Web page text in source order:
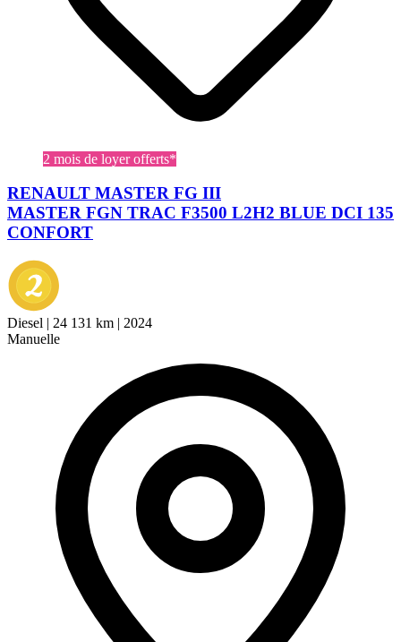
2 mois de loyer offerts*
RENAULT MASTER FG III
MASTER FGN TRAC F3500 L2H2 BLUE DCI 135
CONFORT
Diesel | 24 131 km | 2024
Manuelle